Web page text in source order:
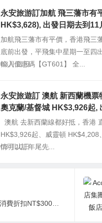
永安旅游訂加航 飛三藩市有
HK$3,628), 出發日期去到11
加航飛三藩市有平價，香港飛三
底前出發，平飛集中星期一至四
輸入優惠碼【GT601】 全...
03月11日
永安旅遊訂 澳航 新西蘭機
奧克蘭/基督城 HK$3,926起,
澳航 去新西蘭線都好抵，香港
HK$3,926起、威靈頓
情可以訂年尾先...
03月10日
Klook 新用戶APP消費折扣NT$300優惠碼/ 新馬泰-越南全產品滿額折NT$300優惠碼